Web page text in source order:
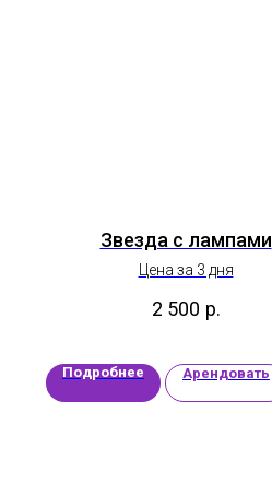
Звезда с лампами
Цена за 3 дня
2 500 р.
Подробнее Арендовать